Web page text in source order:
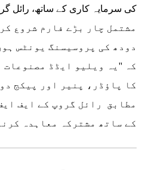
مشتمل چار بڑے فارم شروع
دودھ کی پروسیسنگ یونٹس
کہ ''یہ ویلیو ایڈڈ مصنوعات
کا پاؤڈر، پنیر اور پیکج
مطابق رائل گروپ کے ایف
کے ساتھ مشترکہ معاہدہ